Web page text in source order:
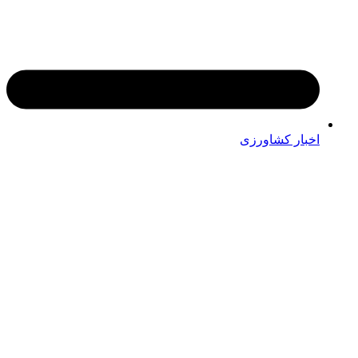
اخبار کشاورزی